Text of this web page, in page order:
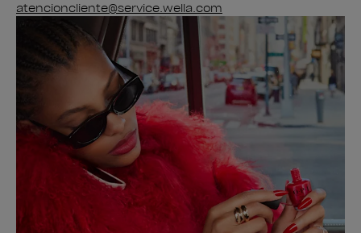
atencioncliente@service.wella.com